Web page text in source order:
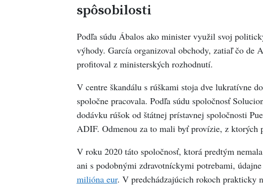
spôsobilosti
Podľa súdu Ábalos ako minister využil svoj
výhody. García organizoval obchody, zatiaľ čo de
profitoval z ministerských rozhodnutí.
V centre škandálu s rúškami stoja dve lukratívne
spoločne pracovala. Podľa súdu spoločnosť
dodávku rúšok od štátnej prístavnej spoločnosti
ADIF. Odmenou za to mali byť provízie, z ktorých
V roku 2020 táto spoločnosť, ktorá predtým
ani s podobnými zdravotníckymi potrebami,
milióna eur. V predchádzajúcich rokoch prakticky